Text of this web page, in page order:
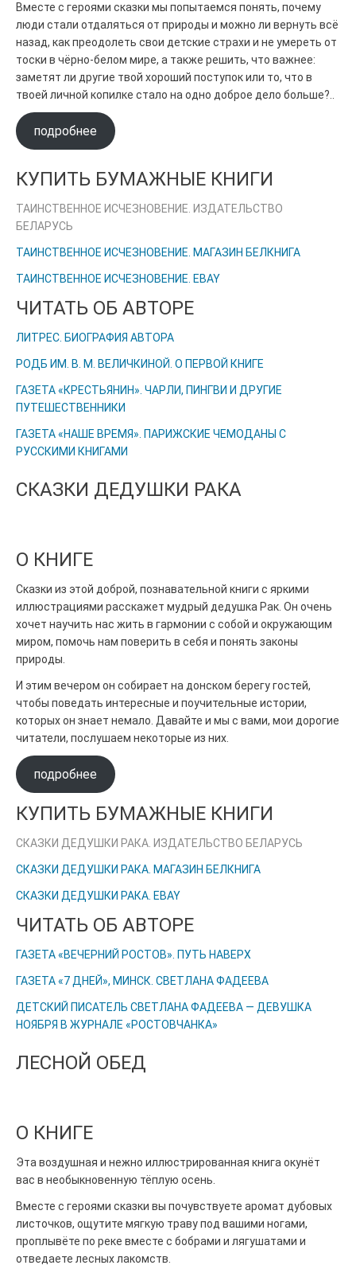
Вместе с героями сказки мы попытаемся понять, почему
люди стали отдаляться от природы и можно ли вернуть всё
назад, как преодолеть свои детские страхи и не умереть от
тоски в чёрно-белом мире, а также решить, что важнее:
заметят ли другие твой хороший поступок или то, что в
твоей личной копилке стало на одно доброе дело больше?..
подробнее
КУПИТЬ БУМАЖНЫЕ КНИГИ
ТАИНСТВЕННОЕ ИСЧЕЗНОВЕНИЕ. ИЗДАТЕЛЬСТВО
БЕЛАРУСЬ
ТАИНСТВЕННОЕ ИСЧЕЗНОВЕНИЕ. МАГАЗИН БЕЛКНИГА
ТАИНСТВЕННОЕ ИСЧЕЗНОВЕНИЕ. EBAY
ЧИТАТЬ ОБ АВТОРЕ
ЛИТРЕС. БИОГРАФИЯ АВТОРА
РОДБ ИМ. В. М. ВЕЛИЧКИНОЙ. О ПЕРВОЙ КНИГЕ
ГАЗЕТА «КРЕСТЬЯНИН». ЧАРЛИ, ПИНГВИ И ДРУГИЕ
ПУТЕШЕСТВЕННИКИ
ГАЗЕТА «НАШЕ ВРЕМЯ». ПАРИЖСКИЕ ЧЕМОДАНЫ С
РУССКИМИ КНИГАМИ
СКАЗКИ ДЕДУШКИ РАКА
О КНИГЕ
Сказки из этой доброй, познавательной книги с яркими
иллюстрациями расскажет мудрый дедушка Рак. Он очень
хочет научить нас жить в гармонии с собой и окружающим
миром, помочь нам поверить в себя и понять законы
природы.
И этим вечером он собирает на донском берегу гостей,
чтобы поведать интересные и поучительные истории,
которых он знает немало. Давайте и мы с вами, мои дорогие
читатели, послушаем некоторые из них.
подробнее
КУПИТЬ БУМАЖНЫЕ КНИГИ
СКАЗКИ ДЕДУШКИ РАКА. ИЗДАТЕЛЬСТВО БЕЛАРУСЬ
СКАЗКИ ДЕДУШКИ РАКА. МАГАЗИН БЕЛКНИГА
СКАЗКИ ДЕДУШКИ РАКА. EBAY
ЧИТАТЬ ОБ АВТОРЕ
ГАЗЕТА «ВЕЧЕРНИЙ РОСТОВ». ПУТЬ НАВЕРХ
ГАЗЕТА «7 ДНЕЙ», МИНСК. СВЕТЛАНА ФАДЕЕВА
ДЕТСКИЙ ПИСАТЕЛЬ СВЕТЛАНА ФАДЕЕВА — ДЕВУШКА
НОЯБРЯ В ЖУРНАЛЕ «РОСТОВЧАНКА»
ЛЕСНОЙ ОБЕД
О КНИГЕ
Эта воздушная и нежно иллюстрированная книга окунёт
вас в необыкновенную тёплую осень.
Вместе с героями сказки вы почувствуете аромат дубовых
листочков, ощутите мягкую траву под вашими ногами,
проплывёте по реке вместе с бобрами и лягушатами и
отведаете лесных лакомств.